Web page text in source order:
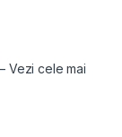
Vezi cele mai